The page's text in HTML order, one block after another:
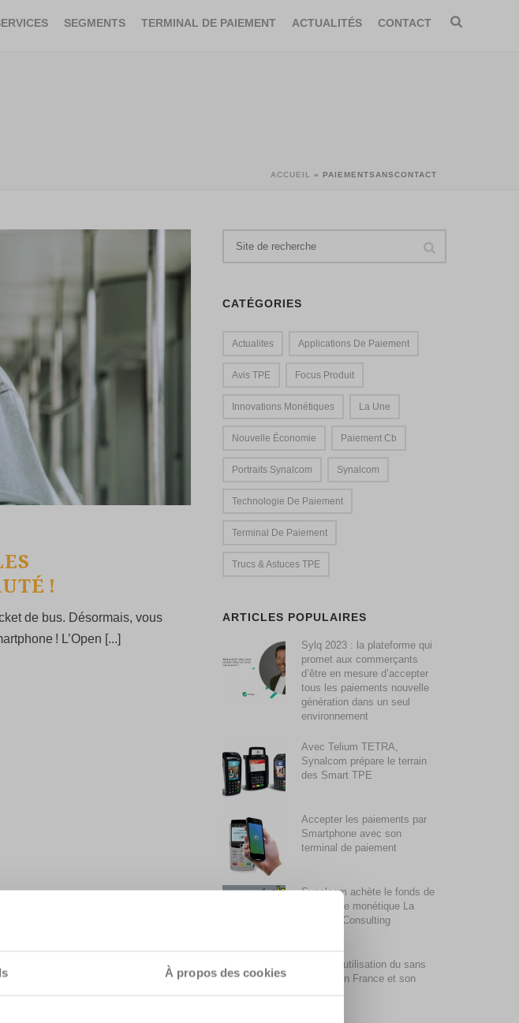
À propos des cookies
SEGMENTS TERMINAL DE PAIEMENT ACTUALITÉS CONTACT
ACCUEIL » PAIEMENTSANSCONTACT
!
de bus. Désormais, vous
! L’Open [...]
CATÉGORIES
Actualites Applications De Paiement
Avis TPE Focus Produit
Innovations Monétiques La Une
Nouvelle Économie Paiement Cb
Portraits Synalcom Synalcom
Technologie De Paiement
Terminal De Paiement
Trucs & Astuces TPE
ARTICLES POPULAIRES
Sylq 2023 : la plateforme qui
promet aux commerçants
d’être en mesure d’accepter
tous les paiements nouvelle
génération dans un seul
environnement
Avec Telium TETRA,
Synalcom prépare le terrain
des Smart TPE
Accepter les paiements par
Smartphone avec son
terminal de paiement
Synalcom achète le fonds de
commerce monétique La
Centrale Consulting
La faible utilisation du sans
contact en France et son
évolution